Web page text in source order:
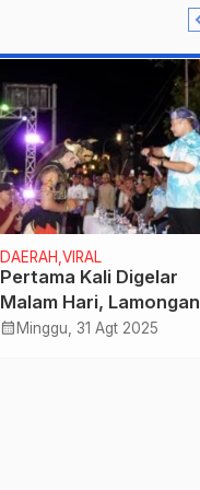
DAERAH,VIRAL
Pertama Kali Digelar
Malam Hari, Lamongan
Night Carnival
calendar_monthMinggu, 31 Agt 2025